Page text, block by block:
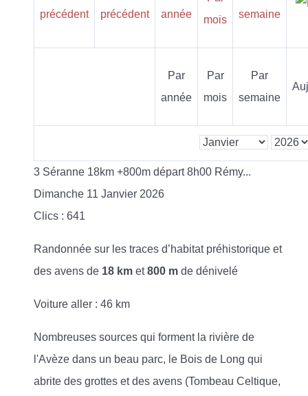
Par
année
Par
mois
Par
semaine
3 Séranne 18km +800m départ 8h00 Rémy...
Dimanche 11 Janvier 2026
Clics : 641
Randonnée sur les traces d’habitat préhistorique et
des avens de 18 km et800 m de dénivelé
Voiture aller : 46 km
Nombreuses sources qui forment la rivière de
l'Avèze dans un beau parc, le Bois de Long qui
abrite des grottes et des avens (Tombeau Celtique,